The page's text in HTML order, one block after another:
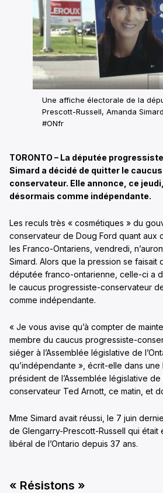
Une affiche électorale de la
Prescott-Russell, Amanda
#ONfr
TORONTO – La députée
Simard a décidé de quitter le
conservateur. Elle annonce, ce
désormais comme indépendante.
Les reculs très « cosmétiques » du
conservateur de Doug Ford quant aux
les Franco-Ontariens, vendredi,
Simard. Alors que la pression se faisait
députée franco-ontarienne, celle-ci a
le caucus progressiste-conservateur
comme indépendante.
« Je vous avise qu’à compter de
membre du caucus progressiste-
siéger à l’Assemblée législative de
qu’indépendante », écrit-elle dans
président de l’Assemblée législative
conservateur Ted Arnott, ce matin, et
Mme Simard avait réussi, le 7 juin
de Glengarry-Prescott-Russell qui était
libéral de l’Ontario depuis 37 ans.
« Résistons »